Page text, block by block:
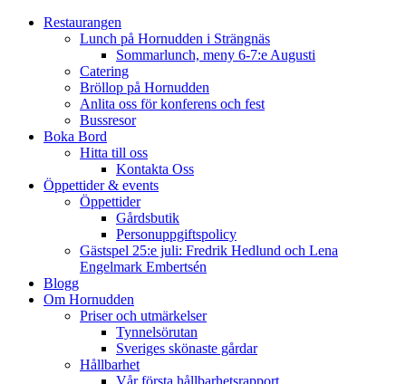
Restaurangen
Lunch på Hornudden i Strängnäs
Sommarlunch, meny 6-7:e Augusti
Catering
Bröllop på Hornudden
Anlita oss för konferens och fest
Bussresor
Boka Bord
Hitta till oss
Kontakta Oss
Öppettider & events
Öppettider
Gårdsbutik
Personuppgiftspolicy
Gästspel 25:e juli: Fredrik Hedlund och Lena
Engelmark Embertsén
Blogg
Om Hornudden
Priser och utmärkelser
Tynnelsörutan
Sveriges skönaste gårdar
Hållbarhet
Vår första hållbarhetsrapport